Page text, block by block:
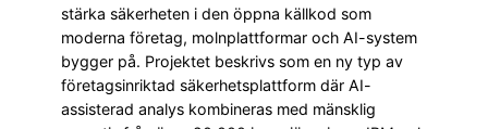
stärka säkerheten i den öppna källkod som
moderna företag, molnplattformar och AI-system
bygger på. Projektet beskrivs som en ny typ av
företagsinriktad säkerhetsplattform där AI-
assisterad analys kombineras med mänsklig